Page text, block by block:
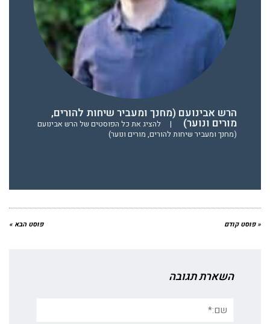
הרש אבינועם (מחנך ומעביר שיחות להורים,
מורים ונוער) |
להציג את כל הפוסטים של הרש אבינועם
(מחנך ומעביר שיחות להורים, מורים ונוער)
« פוסט קודם פוסט הבא »
השארת תגובה